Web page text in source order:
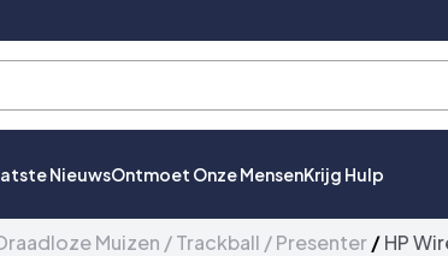
NieuwsOntmoet Onze MensenKrijg Hulp
Muizen / Trackball / Presenter/HP